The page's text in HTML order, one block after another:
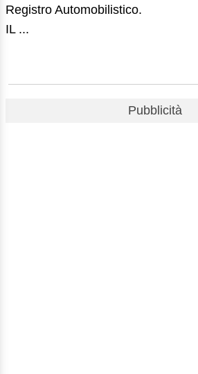
Registro Automobilistico.
IL ...
Pubblicità